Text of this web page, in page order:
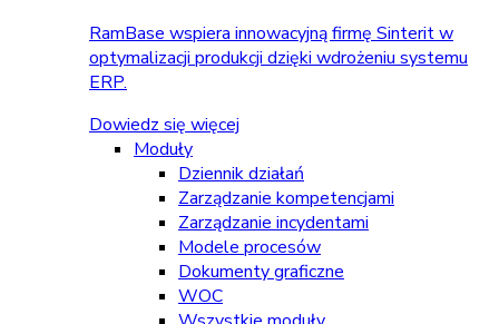
RamBase wspiera innowacyjną firmę Sinterit w
optymalizacji produkcji dzięki wdrożeniu systemu
ERP.
Dowiedz się więcej
Moduły
Dziennik działań
Zarządzanie kompetencjami
Zarządzanie incydentami
Modele procesów
Dokumenty graficzne
WOC